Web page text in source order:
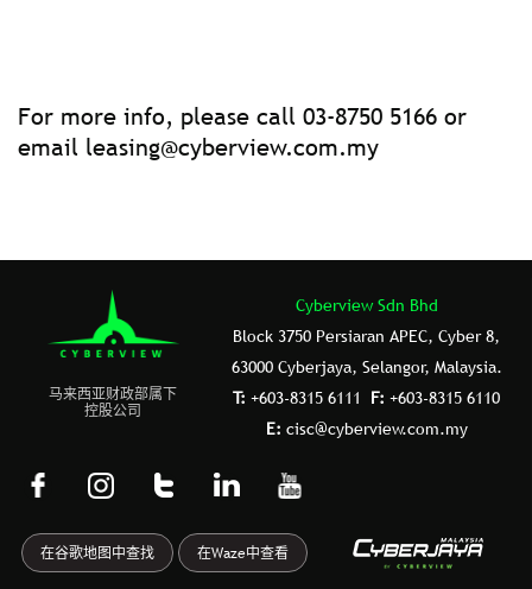
For more info, please call 03-8750 5166 or
email leasing@cyberview.com.my
⻢来⻄亚财政部属下
控股公司
Cyberview Sdn Bhd
Block 3750 Persiaran APEC, Cyber 8,
63000 Cyberjaya, Selangor, Malaysia.
T: +603-8315 6111 F: +603-8315 6110
E: cisc@cyberview.com.my
F
c
e
I
s
t
T
m
b
L
n
k
Y
u
t
在谷歌地图中查找 在Waze中查看